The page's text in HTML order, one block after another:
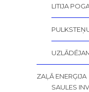
LITIJA
ZAĻĀ ENERĢIJA
SAULES